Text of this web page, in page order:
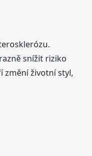
snížit riziko
změní životní styl,